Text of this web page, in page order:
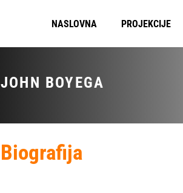
NASLOVNA PROJEKCIJE
JOHN BOYEGA
Biografija